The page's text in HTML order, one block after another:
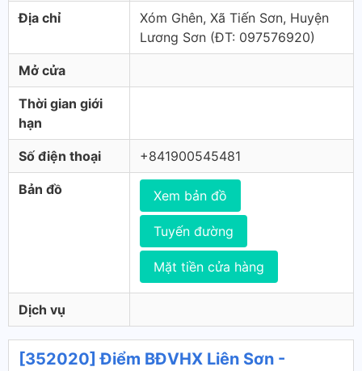
Địa chỉ
Xóm Ghên, Xã Tiến Sơn, Huyện
Lương Sơn (ÐT: 097576920)
Mở cửa
Thời gian giới
hạn
Số điện thoại +841900545481
Bản đồ Xem bản đồ
Tuyến đường
Mặt tiền cửa hàng
Dịch vụ
[352020] Điểm BĐVHX Liên Sơn -